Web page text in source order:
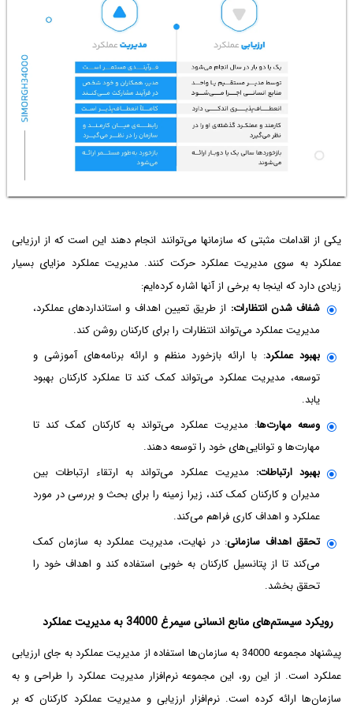
یکی از اقدامات مثبتی که سازمان‎ها می‌توانند انجام دهند این است که از ارزیابی
عملکرد به سوی مدیریت عملکرد حرکت کنند. مدیریت عملکرد مزایای بسیار
زیادی دارد که اینجا به برخی از آنها اشاره کرده‌ایم:
شفاف شدن انتظارات: از طریق تعیین اهداف و استانداردهای عملکرد،
مدیریت عملکرد می‌تواند انتظارات را برای کارکنان روشن کند.
بهبود عملکرد: با ارائه بازخورد منظم و ارائه برنامه‌های آموزشی و
توسعه، مدیریت عملکرد می‌تواند کمک کند تا عملکرد کارکنان بهبود
یابد.
وسعه مهارت‌ها: مدیریت عملکرد می‌تواند به کارکنان کمک کند تا
مهارت‌ها و توانایی‌های خود را توسعه دهند.
بهبود ارتباطات: مدیریت عملکرد می‌تواند به ارتقاء ارتباطات بین
مدیران و کارکنان کمک کند، زیرا زمینه را برای بحث و بررسی در مورد
عملکرد و اهداف کاری فراهم می‌کند.
تحقق اهداف سازمانی: در نهایت، مدیریت عملکرد به سازمان کمک
می‌کند تا از پتانسیل کارکنان به خوبی استفاده کند و اهداف خود را
تحقق بخشد.
رویکرد سیستم‌های منابع انسانی سیمرغ34000به مدیریت عملکرد
پیشنهاد مجموعه 34000 به سازمان‌ها استفاده از مدیریت عملکرد به جای ارزیابی
عملکرد است. از این رو، این مجموعه نرم‌افزار مدیریت عملکرد را طراحی و به
سازمان‌ها ارائه کرده است. نرم‌افزار ارزیابی و مدیریت عملکرد کارکنان که بر